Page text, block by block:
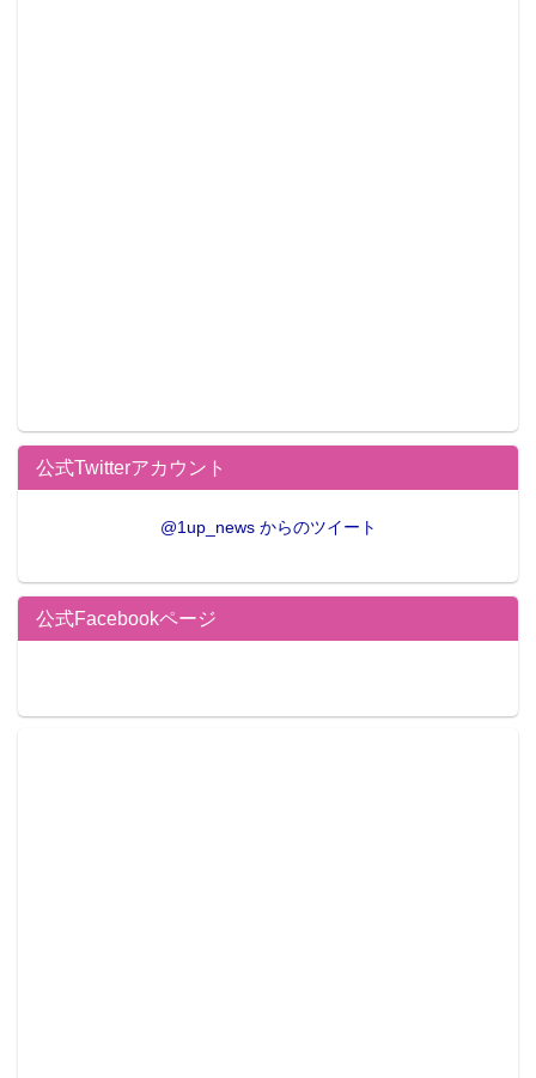
公式Twitterアカウント
@1up_news からのツイート
公式Facebookページ